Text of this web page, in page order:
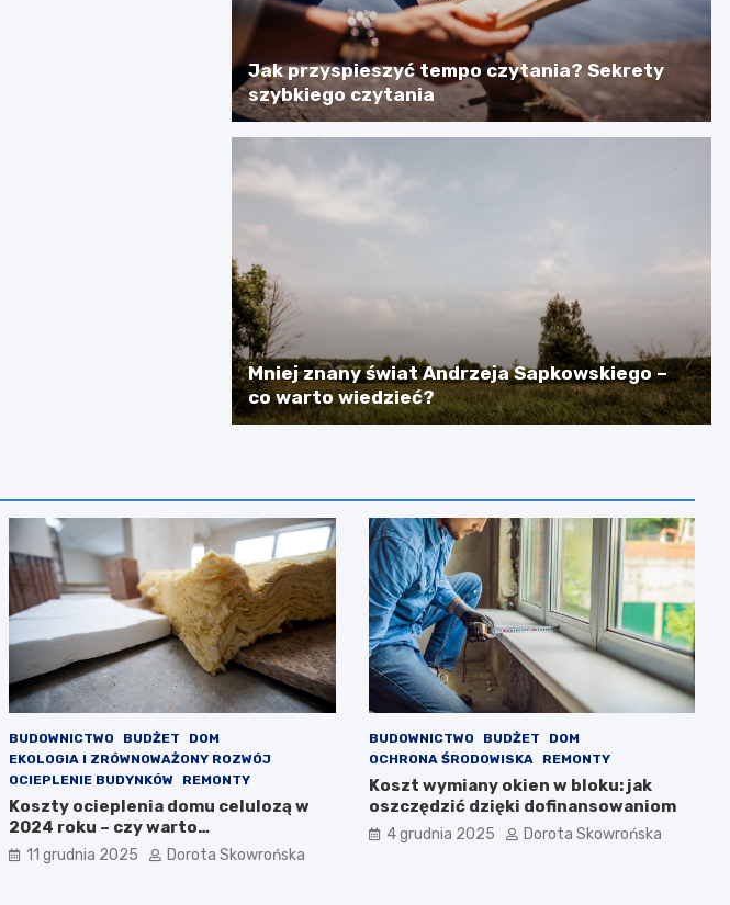
Jak przyspieszyć tempo czytania? Sekrety
szybkiego czytania
Mniej znany świat Andrzeja Sapkowskiego –
co warto wiedzieć?
BUDOWNICTWO BUDŻET
DOM
EKOLOGIA I ZRÓWNOWAŻONY ROZWÓJ
OCIEPLENIE BUDYNKÓW
REMONTY
Koszty ocieplenia domu celulozą w
2024 roku – czy warto
zainwestować?
11 grudnia 2025 Dorota Skowrońska
BUDOWNICTWO BUDŻET
DOM
OCHRONA ŚRODOWISKA
REMONTY
Koszt wymiany okien w bloku: jak
oszczędzić dzięki dofinansowaniom
4 grudnia 2025 Dorota Skowrońska